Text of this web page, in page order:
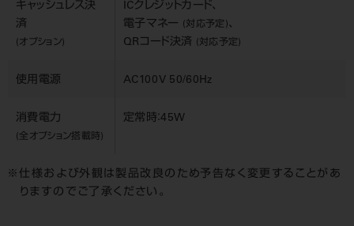
キャッシュレス決
済
(オプション)
ICクレジットカード、
電子マネー (対応予定) 、
QRコード決済 (対応予定)
使用電源 AC100V 50/60Hz
消費電力
(全オプション搭載時)
定常時：45W
仕様および外観は製品改良のため予告なく変更することがあ
りますのでご了承ください。